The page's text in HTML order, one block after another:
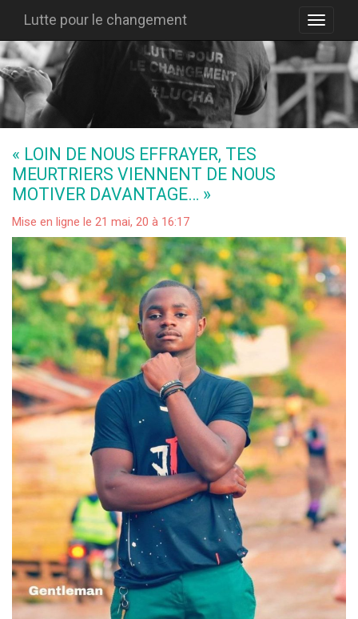
Lutte pour le changement
« LOIN DE NOUS EFFRAYER, TES
MEURTRIERS VIENNENT DE NOUS
MOTIVER DAVANTAGE… »
Mise en ligne le 21 mai, 20 à 16:17